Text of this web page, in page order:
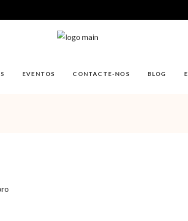
EVENTOS CONTACTE-NOS BLOG